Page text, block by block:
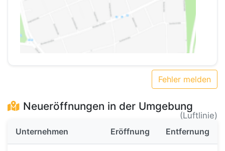
Fehler melden
Neueröffnungen in der Umgebung
(Luftlinie)
Unternehmen
Eröffnung Entfernung